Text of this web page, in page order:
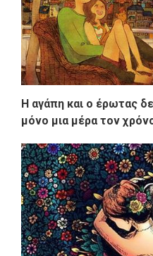
Η αγάπη και ο έρωτας
μόνο μια μέρα τον